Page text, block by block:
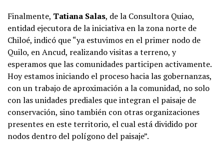
Finalmente, Tatiana Salas, de la Consultora Quiao,
entidad ejecutora de la iniciativa en la zona norte de
Chiloé, indicó que “ya estuvimos en el primer nodo de
Quilo, en Ancud, realizando visitas a terreno, y
esperamos que las comunidades participen activamente.
Hoy estamos iniciando el proceso hacia las gobernanzas,
con un trabajo de aproximación a la comunidad, no solo
con las unidades prediales que integran el paisaje de
conservación, sino también con otras organizaciones
presentes en este territorio, el cual está dividido por
nodos dentro del polígono del paisaje”.